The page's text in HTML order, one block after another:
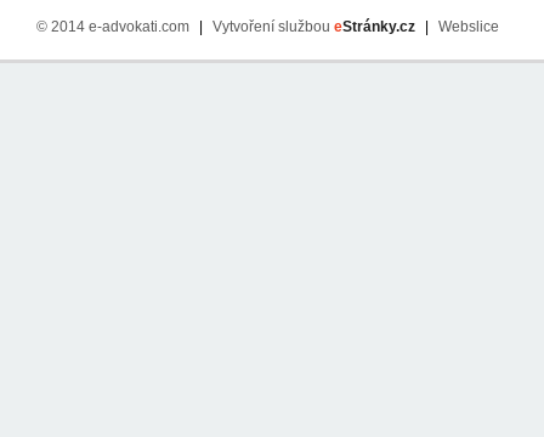
© 2014 e-advokati.com Vytvoření službou eStránky.cz Webslice